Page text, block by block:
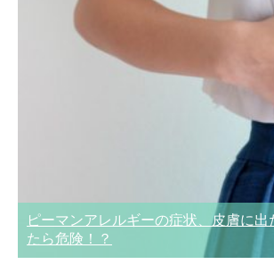
ピーマンアレルギーの症状、皮膚に出
たら危険！？